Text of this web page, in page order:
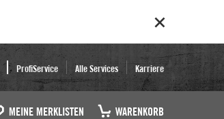
ProfiService Alle Services Karriere
MEINE MERKLISTEN WARENKORB